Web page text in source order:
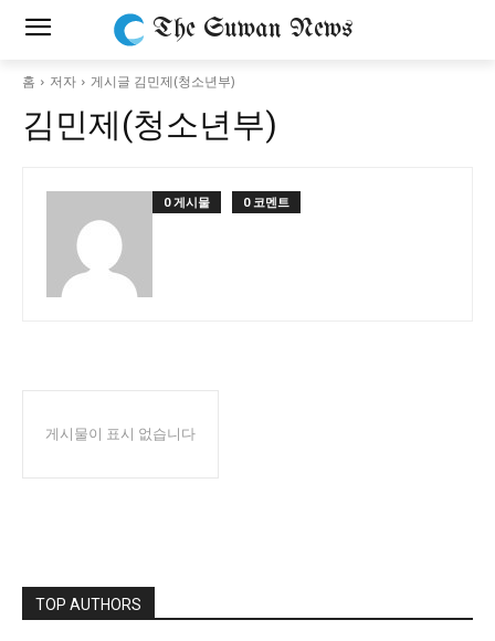
The Suwan News
홈 저자 게시글 김민제(청소년부)
김민제(청소년부)
0 게시물 0 코멘트
게시물이 표시 없습니다
TOP AUTHORS